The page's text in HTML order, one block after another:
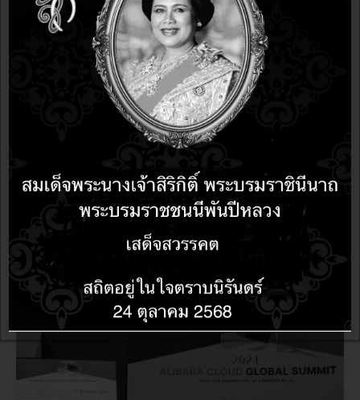
1 year 9 months ago 1 year 9 months ago
Red Hat ได้รับการจัดให้อยู่ในตำแหน่งผู้นำในกลุ่ม Leaders
ด้าน Vision ในรายงาน 2024 Gartner® Magic Quadrant™